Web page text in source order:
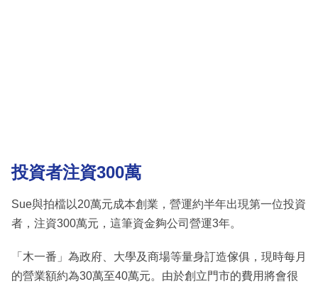
投資者注資300萬
Sue與拍檔以20萬元成本創業，營運約半年出現第一位投資
者，注資300萬元，這筆資金夠公司營運3年。
「木一番」為政府、大學及商場等量身訂造傢俱，現時每月
的營業額約為30萬至40萬元。由於創立門市的費用將會很